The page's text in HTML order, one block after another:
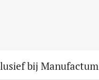
bij Manufactum